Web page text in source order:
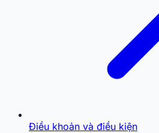
Điều khoản và điều kiện